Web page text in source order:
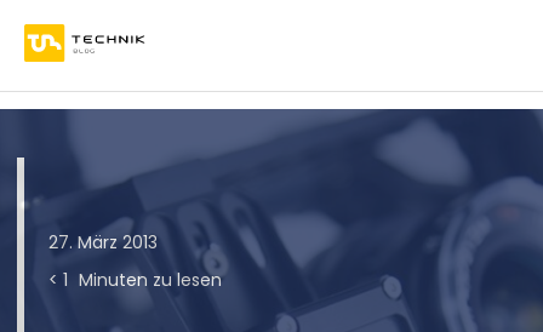
27. März 2013
< 1 Minuten zu lesen